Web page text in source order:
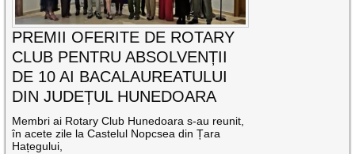
PREMII OFERITE DE ROTARY
CLUB PENTRU ABSOLVENȚII
DE 10 AI BACALAUREATULUI
DIN JUDEȚUL HUNEDOARA
Membri ai Rotary Club Hunedoara s-au reunit,
în acete zile la Castelul Nopcsea din Țara
Hațegului,